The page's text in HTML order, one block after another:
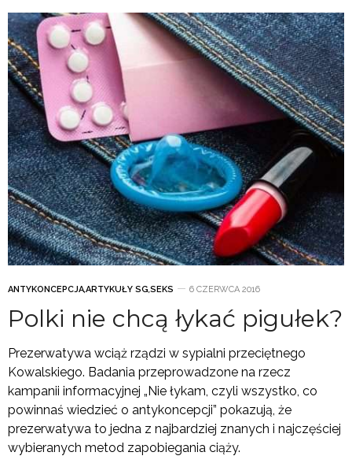
ANTYKONCEPCJA,ARTYKUŁY SG,SEKS 6 CZERWCA 2016
Polki nie chcą łykać pigułek?
Prezerwatywa wciąż rządzi w sypialni przeciętnego
Kowalskiego. Badania przeprowadzone na rzecz
kampanii informacyjnej „Nie łykam, czyli wszystko, co
powinnaś wiedzieć o antykoncepcji” pokazują, że
prezerwatywa to jedna z najbardziej znanych i najczęściej
wybieranych metod zapobiegania ciąży.